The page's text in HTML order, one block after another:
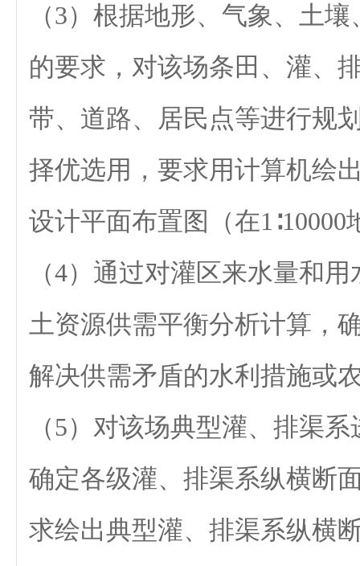
（3）根据地形、气象、土
的要求，对该场条田、灌、
带、道路、居民点等进行规
择优选用，要求用计算机绘
设计平面布置图（在
（4）通过对灌区来水量和
土资源供需平衡分析计算，
解决供需矛盾的水利措施或
（5）对该场典型灌、排渠
确定各级灌、排渠系纵横断
求绘出典型灌、排渠系纵横